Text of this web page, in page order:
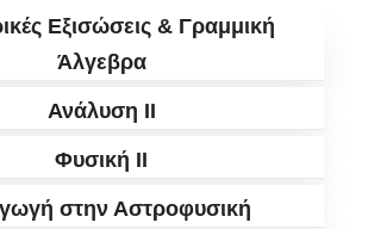
Εξισώσεις & Γραμμική
Άλγεβρα
Ανάλυση II
Φυσική II
στην Αστροφυσική